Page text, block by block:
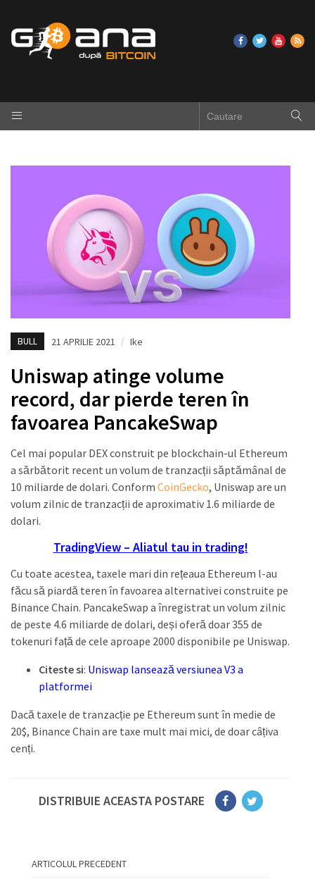
BULL 21 APRILIE 2021 / Ike
Uniswap atinge volume
record, dar pierde teren în
favoarea PancakeSwap
Cel mai popular DEX construit pe blockchain-ul Ethereum
a sărbătorit recent un volum de tranzacții săptămânal de
10 miliarde de dolari. Conform CoinGecko, Uniswap are un
volum zilnic de tranzacții de aproximativ 1.6 miliarde de
dolari.
TradingView – Aliatul tau in trading!
Cu toate acestea, taxele mari din rețeaua Ethereum l-au
făcu să piardă teren în favoarea alternativei construite pe
Binance Chain. PancakeSwap a înregistrat un volum zilnic
de peste 4.6 miliarde de dolari, deși oferă doar 355 de
tokenuri față de cele aproape 2000 disponibile pe Uniswap.
Citeste si: Uniswap lansează versiunea V3 a
platformei
Dacă taxele de tranzacție pe Ethereum sunt în medie de
20$, Binance Chain are taxe mult mai mici, de doar câțiva
cenți.
DISTRIBUIE ACEASTA POSTARE
ARTICOLUL PRECEDENT